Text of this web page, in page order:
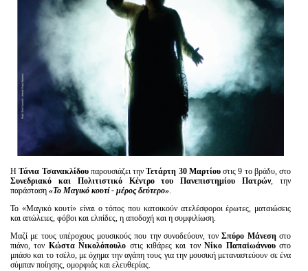
ΗΤάνια Τσανακλίδουπαρουσιάζει τηνΤετάρτη 30 Μαρτίουστις 9 το βράδυ, στο
Συνεδριακό και Πολιτιστικό Κέντρο του Πανεπιστημίου Πατρών, την
παράσταση «Το Μαγικό κουτί - μέρος δεύτερο».
Το «Μαγικό κουτί» είναι ο τόπος που κατοικούν ατελέσφοροι έρωτες, ματαιώσεις
και απώλειες, φόβοι και ελπίδες, η αποδοχή και η συμφιλίωση.
Μαζί με τους υπέροχους μουσικούς που την συνοδεύουν, τονΣπύρο Μάνεσηστο
πιάνο, τον Κώστα Νικολόπουλο στις κιθάρες και τονΝίκο Παπαϊωάννουστο
μπάσο και το τσέλο, με όχημα την αγάπη τους για την μουσική μεταναστεύουν σε ένα
σύμπαν ποίησης, ομορφιάς και ελευθερίας.